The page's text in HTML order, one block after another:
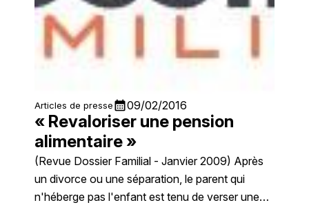
Articles de pressecalendar_month09/02/2016
« Revaloriser une pension
alimentaire »
(Revue Dossier Familial - Janvier 2009) Après
un divorce ou une séparation, le parent qui
n'héberge pas l'enfant est tenu de verser une